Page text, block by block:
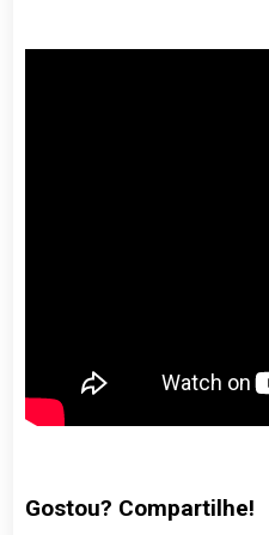
Gostou? Compartilhe!